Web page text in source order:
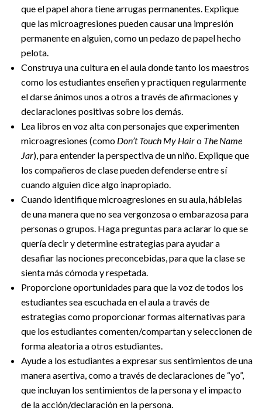
que el papel ahora tiene arrugas permanentes. Explique
que las microagresiones pueden causar una impresión
permanente en alguien, como un pedazo de papel hecho
pelota.
Construya una cultura en el aula donde tanto los maestros
como los estudiantes enseñen y practiquen regularmente
el darse ánimos unos a otros a través de afirmaciones y
declaraciones positivas sobre los demás.
Lea libros en voz alta con personajes que experimenten
microagresiones (como Don’t Touch My Hairo The Name
Jar), para entender la perspectiva de un niño. Explique que
los compañeros de clase pueden defenderse entre sí
cuando alguien dice algo inapropiado.
Cuando identifique microagresiones en su aula, háblelas
de una manera que no sea vergonzosa o embarazosa para
personas o grupos. Haga preguntas para aclarar lo que se
quería decir y determine estrategias para ayudar a
desafiar las nociones preconcebidas, para que la clase se
sienta más cómoda y respetada.
Proporcione oportunidades para que la voz de todos los
estudiantes sea escuchada en el aula a través de
estrategias como proporcionar formas alternativas para
que los estudiantes comenten/compartan y seleccionen de
forma aleatoria a otros estudiantes.
Ayude a los estudiantes a expresar sus sentimientos de una
manera asertiva, como a través de declaraciones de “yo”,
que incluyan los sentimientos de la persona y el impacto
de la acción/declaración en la persona.